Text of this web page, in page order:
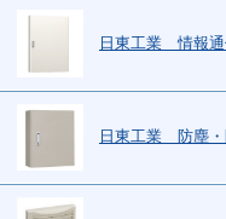
日東工業 情報通
日東工業 防塵・